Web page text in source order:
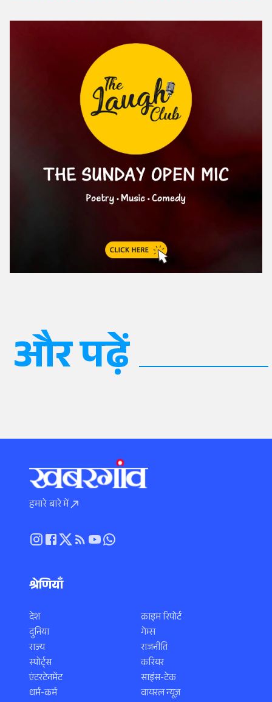
और पढ़ें
हमारे बारे में
श्रेणियाँ
देश
दुनिया
राज्य
स्पोर्ट्स
एंटरटेनमेंट
धर्म-कर्म
क्राइम रिपोर्ट
गेम्स
राजनीति
करियर
साइंस-टेक
वायरल न्यूज़